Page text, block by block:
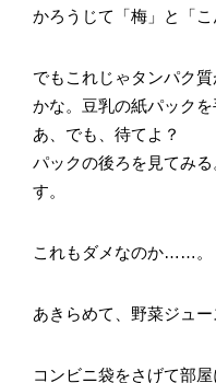
かろうじて「梅」と「こ
でもこれじゃタンパク
かな。豆乳の紙パックを
あ、でも、待てよ？
パックの後ろを見てみ
す。
これもダメなのか……。
あきらめて、野菜ジュー
コンビニ袋をさげて部屋